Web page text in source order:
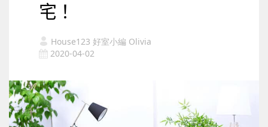
宅！
House123 好室小編 Olivia
2020-04-02